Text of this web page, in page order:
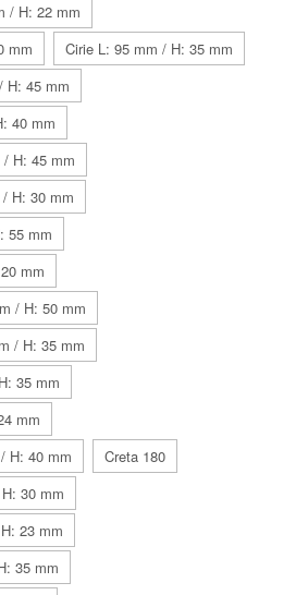
/ H: 22 mm
mm
Cirie L: 95 mm / H: 35 mm
H: 45 mm
40 mm
H: 45 mm
H: 30 mm
55 mm
mm
/ H: 50 mm
/ H: 35 mm
35 mm
mm
H: 40 mm
Creta 180
30 mm
23 mm
35 mm